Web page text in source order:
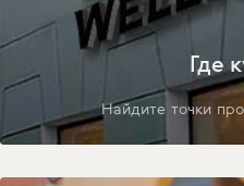
Где
Найдите точки